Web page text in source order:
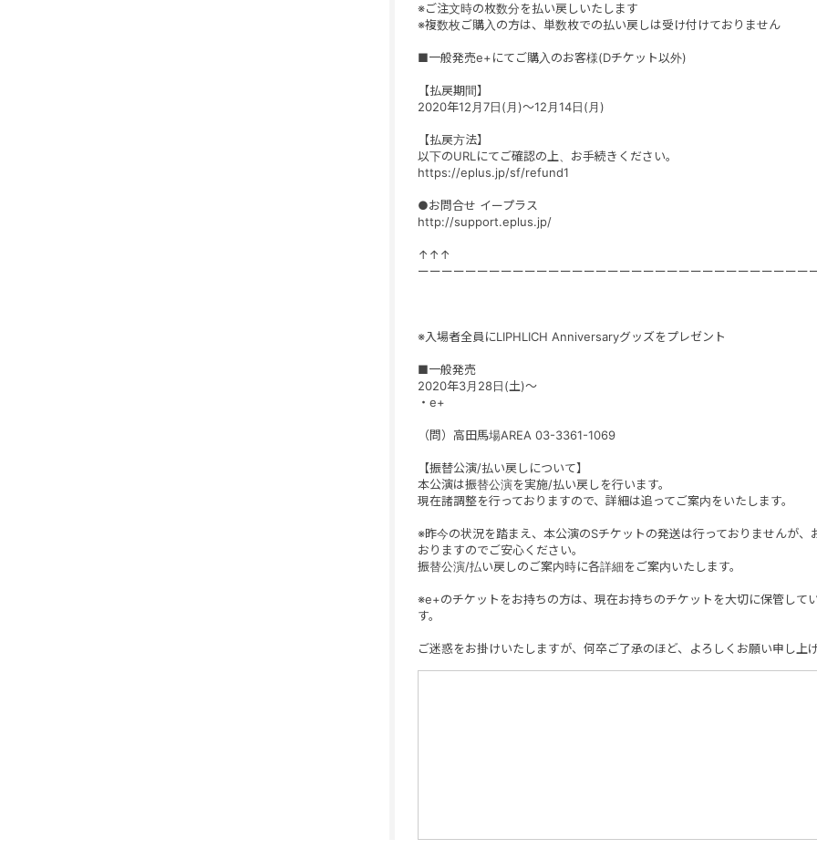
※ご注文時の枚数分を払い戻しいたします
※複数枚ご購入の方は、単数枚での払い戻しは受け付けておりません
■一般発売e+にてご購入のお客様(Dチケット以外)
【払戻期間】
2020年12月7日(月)～12月14日(月)
【払戻方法】
以下のURLにてご確認の上、お手続きください。
https://eplus.jp/sf/refund1
●お問合せ イープラス
http://support.eplus.jp/
↑↑↑
ーーーーーーーーーーーーーーーーーーーーーーーーーーーーーーーーー
※入場者全員にLIPHLICH Anniversaryグッズをプレゼント
■一般発売
2020年3月28日(土)～
・e+
（問）高田馬場AREA 03-3361-1069
【振替公演/払い戻しについて】
本公演は振替公演を実施/払い戻しを行います。
現在諸調整を行っておりますので、詳細は追ってご案内をいたします。
※昨今の状況を踏まえ、本公演のSチケットの発送は行っておりませんが、
おりますのでご安心ください。
振替公演/払い戻しのご案内時に各詳細をご案内いたします。
※e+のチケットをお持ちの方は、現在お持ちのチケットを大切に保管して
す。
ご迷惑をお掛けいたしますが、何卒ご了承のほど、よろしくお願い申し上げ